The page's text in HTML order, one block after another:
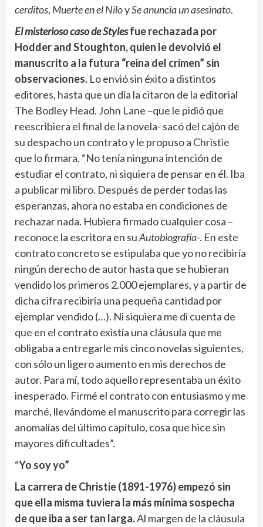
cerditos, Muerte en el NiloySe anuncia un asesinato.
El misterioso caso de Stylesfue rechazada por
Hodder and Stoughton, quien le devolvió el
manuscrito a la futura “reina del crimen” sin
observaciones. Lo envió sin éxito a distintos
editores, hasta que un día la citaron de la editorial
The Bodley Head. John Lane –que le pidió que
reescribiera el final de la novela- sacó del cajón de
su despacho un contrato y le propuso a Christie
que lo firmara. “No tenía ninguna intención de
estudiar el contrato, ni siquiera de pensar en él. Iba
a publicar mi libro. Después de perder todas las
esperanzas, ahora no estaba en condiciones de
rechazar nada. Hubiera firmado cualquier cosa –
reconoce la escritora en suAutobiografía-. En este
contrato concreto se estipulaba que yo no recibiría
ningún derecho de autor hasta que se hubieran
vendido los primeros 2.000 ejemplares, y a partir de
dicha cifra recibiría una pequeña cantidad por
ejemplar vendido (…). Ni siquiera me di cuenta de
que en el contrato existía una cláusula que me
obligaba a entregarle mis cinco novelas siguientes,
con sólo un ligero aumento en mis derechos de
autor. Para mí, todo aquello representaba un éxito
inesperado. Firmé el contrato con entusiasmo y me
marché, llevándome el manuscrito para corregir las
anomalías del último capítulo, cosa que hice sin
mayores dificultades”.
“Yo soy yo”
La carrera de Christie (1891-1976) empezó sin
que ella misma tuviera la más mínima sospecha
de que iba a ser tan larga.Al margen de la cláusula